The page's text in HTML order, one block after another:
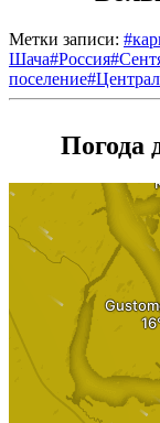
Метки записи: #
Шача#Россия#
поселение#
Погода